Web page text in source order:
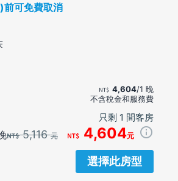
可免費取消
4,604/1 晚
不含稅金和服務費
只剩 1 間客房
5,116元 4,604元
選擇此房型